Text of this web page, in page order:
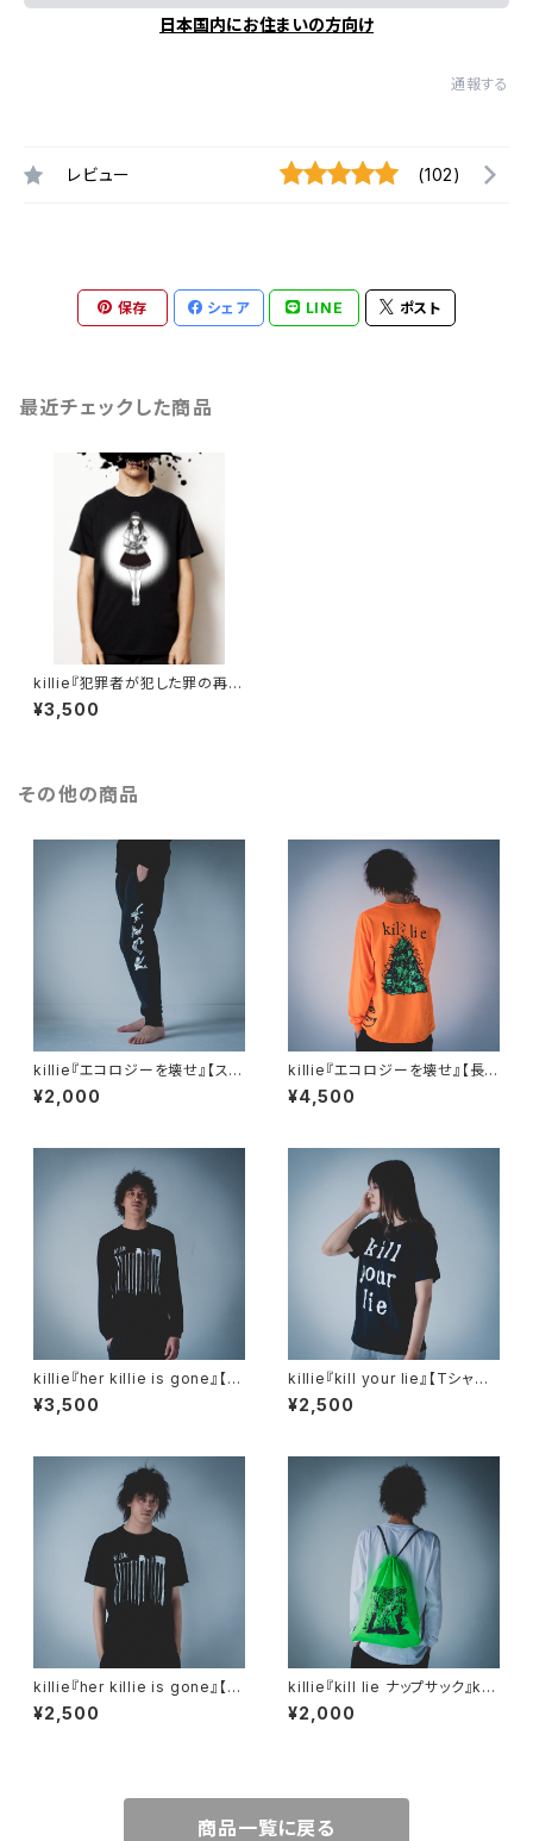
日本国内にお住まいの方向け
通報する
レビュー (102)
保存 シェア LINE ポスト
最近チェックした商品
killie『犯罪者が犯した罪の再審
始まる ver.2』【萌え / 半袖バッ
クプリント有り - 】 / Retrial Of
¥3,500
その他の商品
killie『エコロジーを壊せ』【スウ
ェットパンツ】 / Destroy The
Ecology Sweatpants
¥2,000
killie『エコロジーを壊せ』【長
袖Tシャツ】 / Destroy The E
cology Long Sleeve Shirt
¥4,500
killie『her killie is gone』【長
袖Tシャツ】/ her killie is gon
e Long Sleeve Shirt
¥3,500
killie『kill your lie』【Tシャ
ツ】/ kill your lie Shirt
¥2,500
killie『her killie is gone』【T
シャツ】
¥2,500
killie『kill lie ナップサック』kn
apsack (2way)bag
¥2,000
商品一覧に戻る